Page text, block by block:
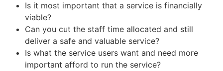
Karnataka State Advisor
Is it most important that a service is financially
viable?
Can you cut the staff time allocated and still
deliver a safe and valuable service?
Is what the service users want and need more
important afford to run the service?